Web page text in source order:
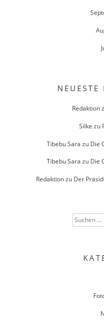
NEUESTE
Redaktion
Silke zu
Tibebu Sara zu Die
Tibebu Sara zu Die
Redaktionzu Der
Suchen
nach: